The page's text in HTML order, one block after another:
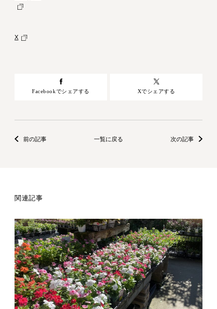
X
Facebookでシェアする Xでシェアする
前の記事 一覧に戻る 次の記事
関連記事